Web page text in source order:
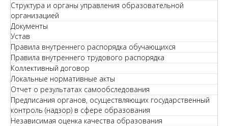
Структура и органы управления образовательной
организацией
Документы
Устав
Правила внутреннего распорядка обучающихся
Правила внутреннего трудового распорядка
Коллективный договор
Локальные нормативные акты
Отчет о результатах самообследования
Предписания органов, осуществляющих государственный
контроль (надзор) в сфере образования
Независимая оценка качества образования